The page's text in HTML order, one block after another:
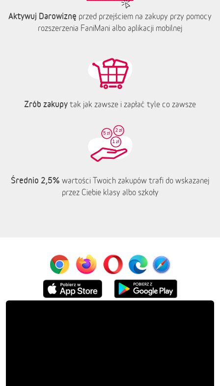
Aktywuj Darowiznę przed przejściem na zakupy przy pomocy
rozszerzenia FaniMani albo aplikacji mobilnej
Zrób zakupy tak jak zawsze i zapłać tyle co zawsze
Średnio 2,5% wartości Twoich zakupów trafi do wskazanej
przez Ciebie klasy albo szkoły